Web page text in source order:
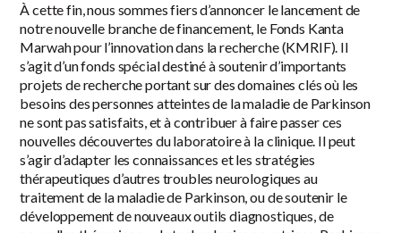
À cette fin, nous sommes fiers d’annoncer le lancement de
notre nouvelle branche de financement, le Fonds Kanta
Marwah pour l’innovation dans la recherche (KMRIF). Il
s’agit d’un fonds spécial destiné à soutenir d’importants
projets de recherche portant sur des domaines clés où les
besoins des personnes atteintes de la maladie de Parkinson
ne sont pas satisfaits, et à contribuer à faire passer ces
nouvelles découvertes du laboratoire à la clinique. Il peut
s’agir d’adapter les connaissances et les stratégies
thérapeutiques d’autres troubles neurologiques au
traitement de la maladie de Parkinson, ou de soutenir le
développement de nouveaux outils diagnostiques, de